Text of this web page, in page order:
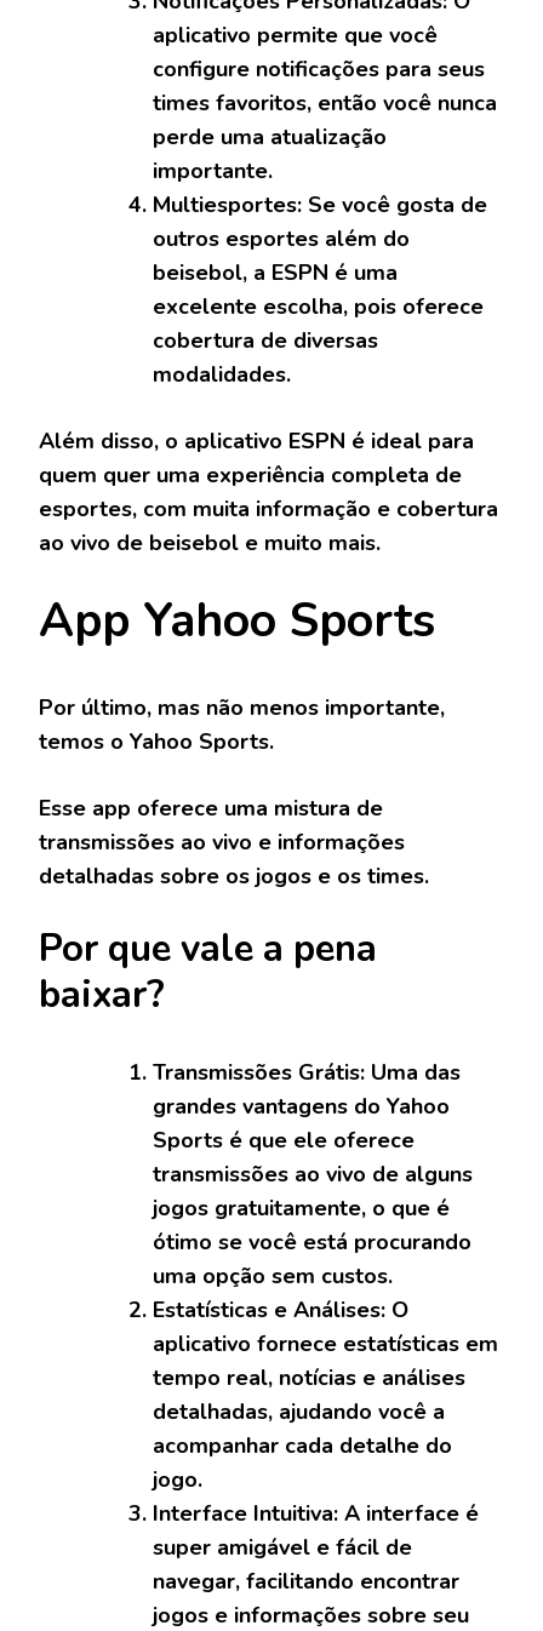
aplicativo permite que você
configure notificações para seus
times favoritos, então você nunca
perde uma atualização
importante.
Multiesportes: Se você gosta de
outros esportes além do
beisebol, a ESPN é uma
excelente escolha, pois oferece
cobertura de diversas
modalidades.
Além disso, o aplicativo ESPN é ideal para
quem quer uma experiência completa de
esportes, com muita informação e cobertura
ao vivo de beisebol e muito mais.
App Yahoo Sports
Por último, mas não menos importante,
temos o Yahoo Sports.
Esse app oferece uma mistura de
transmissões ao vivo e informações
detalhadas sobre os jogos e os times.
Por que vale a pena
baixar?
Transmissões Grátis: Uma das
grandes vantagens do Yahoo
Sports é que ele oferece
transmissões ao vivo de alguns
jogos gratuitamente, o que é
ótimo se você está procurando
uma opção sem custos.
Estatísticas e Análises: O
aplicativo fornece estatísticas em
tempo real, notícias e análises
detalhadas, ajudando você a
acompanhar cada detalhe do
jogo.
Interface Intuitiva: A interface é
super amigável e fácil de
navegar, facilitando encontrar
jogos e informações sobre seu